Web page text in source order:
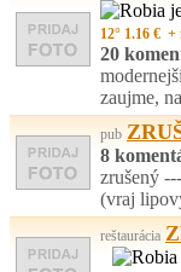
12° 1.16 €
20
zaujme,
pub
8
zrušený
(vraj
reštaurácia